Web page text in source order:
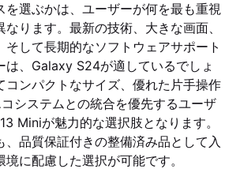
を選ぶかは、ユーザーが何を最も重視
ります。最新の技術、大きな画面、
そして長期的なソフトウェアサポート
は、Galaxy S24が適しているでしょ
コンパクトなサイズ、優れた片手操作
システムとの統合を優先するユーザ
Miniが魅力的な選択肢となります。
、品質保証付きの整備済み品として入
に配慮した選択が可能です。